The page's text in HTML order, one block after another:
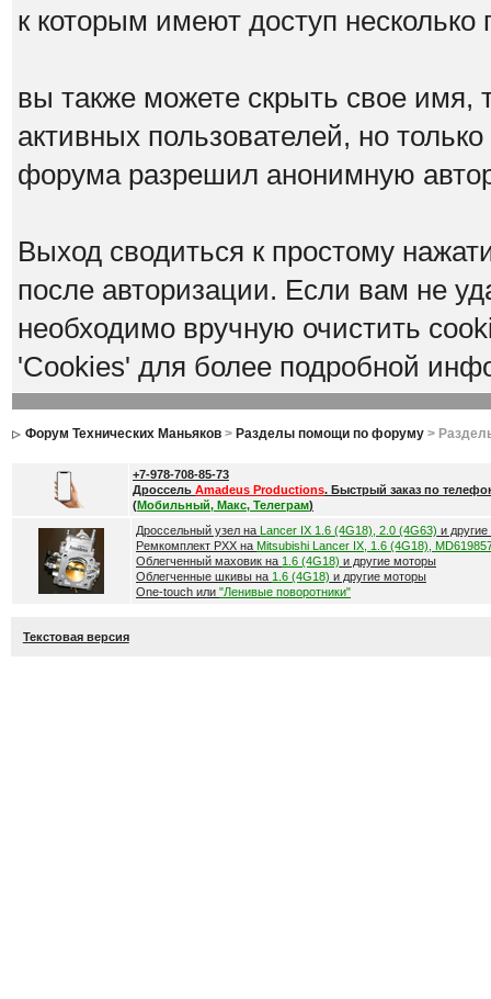
к которым имеют доступ несколько
вы также можете скрыть свое имя,
активных пользователей, но
форума разрешил анонимную
Выход сводиться к простому
после авторизации. Если вам не
необходимо вручную очистить
'Cookies' для более подробной
Форум Технических Маньяков> Разделы помощи по форуму>
+7-978-708-85-73
Дроссель Amadeus Productions. Быстрый заказ по
(Мобильный, Макс, Телеграм)
Дроссельный узел на Lancer IX 1.6 (4G18), 2.0 (4G63) и
Ремкомплект РХХ на Mitsubishi Lancer IX, 1.6 (4G18),
Облегченный маховик на 1.6 (4G18) и другие моторы
Облегченные шкивы на 1.6 (4G18) и другие моторы
One-touch или "Ленивые поворотники"
Текстовая версия